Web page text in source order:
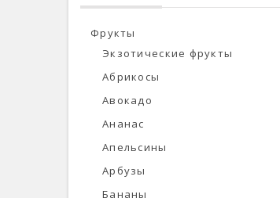
Фрукты
Экзотические фрукты
Абрикосы
Авокадо
Ананас
Апельсины
Арбузы
Бананы